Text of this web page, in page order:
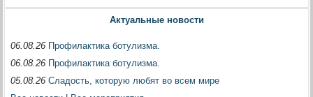
Актуальные новости
06.08.26 Профилактика ботулизма.
06.08.26 Профилактика ботулизма.
05.08.26Сладость, которую любят во всем мире